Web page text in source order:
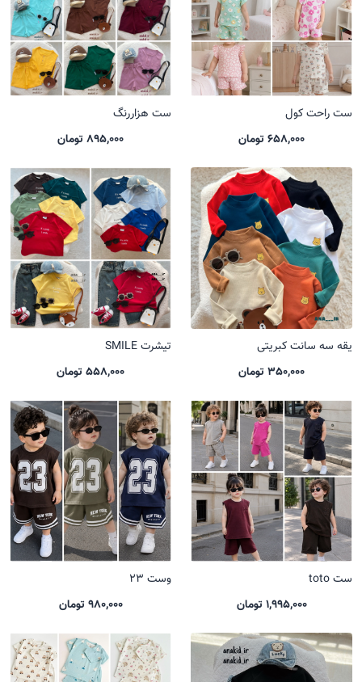
ست راحت کول
658,000 تومان
ست هزاررنگ
895,000 تومان
یقه سه سانت کبریتی
350,000 تومان
تیشرت SMILE
558,000 تومان
ست toto
1,995,000 تومان
وست 23
980,000 تومان